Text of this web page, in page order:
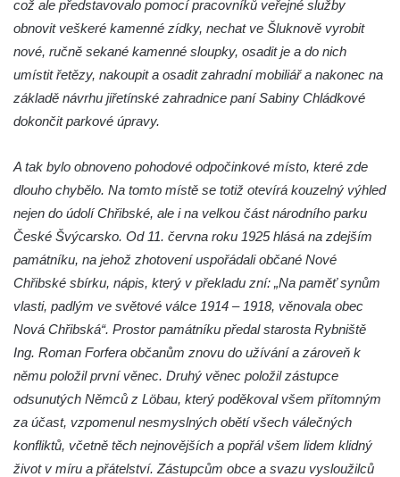
Hrob Josefa Havla na hřbitově ve Velešíně
Pomník obětem 2. světové války na hřbitově
u kostela svatého Václava ve Velešíně
Pamětní deska 240 MILES TO FREEDOM u
pomníku obětem válek na náměstí J. V.
Pomník obětem 1. a 2. světové války na
náměstí J. V. Kamarýta ve Velešíně
Pomník obětem 1. a 2. světové války v
Římově
Hrob Petera Korgera a Petra Štindla na
hřbitově v Římově
Pomník obětem 1. světové války v Dolním
Předoníně
Pomník obětem 2. světové války v Plavu
Pamětní deska obětem 1. světové války v
Plavu
Kenotaf Pepiho Meisela na hřbitově v
což ale představovalo pomocí pracovníků veřejné služby
obnovit veškeré kamenné zídky, nechat ve Šluknově vyrobit
nové, ručně sekané kamenné sloupky, osadit je a do nich
umístit řetězy, nakoupit a osadit zahradní mobiliář a nakonec na
základě návrhu jiřetínské zahradnice paní Sabiny Chládkové
dokončit parkové úpravy.
A tak bylo obnoveno pohodové odpočinkové místo, které zde
dlouho chybělo. Na tomto místě se totiž otevírá kouzelný výhled
nejen do údolí Chřibské, ale i na velkou část národního parku
České Švýcarsko. Od 11. června roku 1925 hlásá na zdejším
památníku, na jehož zhotovení uspořádali občané Nové
Chřibské sbírku, nápis, který v překladu zní: „Na paměť synům
vlasti, padlým ve světové válce 1914 – 1918, věnovala obec
Nová Chřibská“. Prostor památníku předal starosta Rybniště
Ing. Roman Forfera občanům znovu do užívání a zároveň k
němu položil první věnec. Druhý věnec položil zástupce
odsunutých Němců z Löbau, který poděkoval všem přítomným
za účast, vzpomenul nesmyslných obětí všech válečných
konfliktů, včetně těch nejnovějších a popřál všem lidem klidný
život v míru a přátelství. Zástupcům obce a svazu vysloužilců